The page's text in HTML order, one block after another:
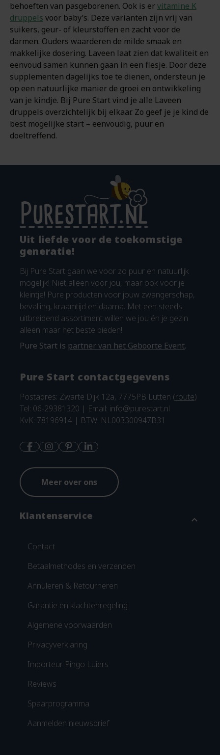
behoeften van pasgeborenen. Ook is ervitamine K
druppels voor baby’s. Deze varianten zijn vrij van
suikers, geur- of kleurstoffen en zacht voor de
darmen. Ouders waarderen de milde smaak en
makkelijke dosering. Laveen laat zien dat kwaliteit en
eenvoud samen kunnen gaan in een flesje. Door deze
supplementen dagelijks toe te dienen, ondersteun je
op een natuurlijke manier de groei en ontwikkeling
van je kindje. Bij Pure Start vind je alle Laveen
druppels overzichtelijk bij elkaar. Zo geef je je kind de
best mogelijke start – eenvoudig, puur en
doeltreffend.
Uit liefde voor de toekomstige
generatie!
Bij Pure Start gaan we voor zo puur en natuurlijk
mogelijk! Niet alleen voor jou, maar ook voor je
kleintje! Pure producten voor jouw zwangerschap,
bevalling, kraamtijd en daarna. Met een steeds
uitbreidend assortiment willen we jou én je gezin
alleen maar het beste bieden!
Pure Start is partner van het Geboorte Event.
Pure Start contactgegevens
Postadres: Zwarte Dijk 12a, 7775PB Lutten (route)
Tel: 06-29381320 | Email: info@purestart.nl
KvK: 78196914 | BTW: NL003300947B31
Meer over ons
Klantenservice expand_more
Contact
Betaalmethodes en verzenden
Annuleren & Retourneren
Garantie en klachtenregeling
Algemene voorwaarden
Privacyverklaring
Importeur Pingo Luiers
Reviews
Spaarprogramma
Aanmelden nieuwsbrief